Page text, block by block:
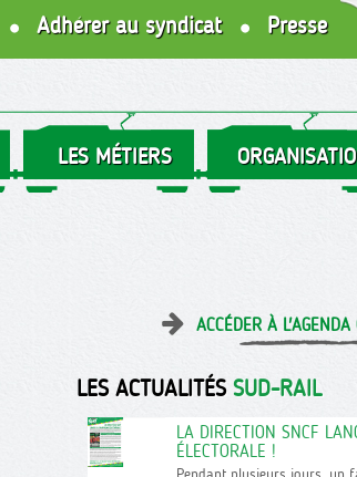
Adhérer au syndicat Presse
LES MÉTIERS
ACCÉDER À L'AGENDA
LES ACTUALITÉS SUD-RAIL
LA DIRECTION SNCF
ÉLECTORALE !